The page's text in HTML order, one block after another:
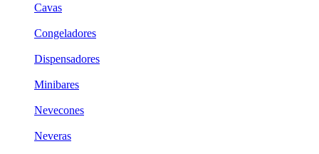
Cavas
Congeladores
Dispensadores
Minibares
Nevecones
Neveras